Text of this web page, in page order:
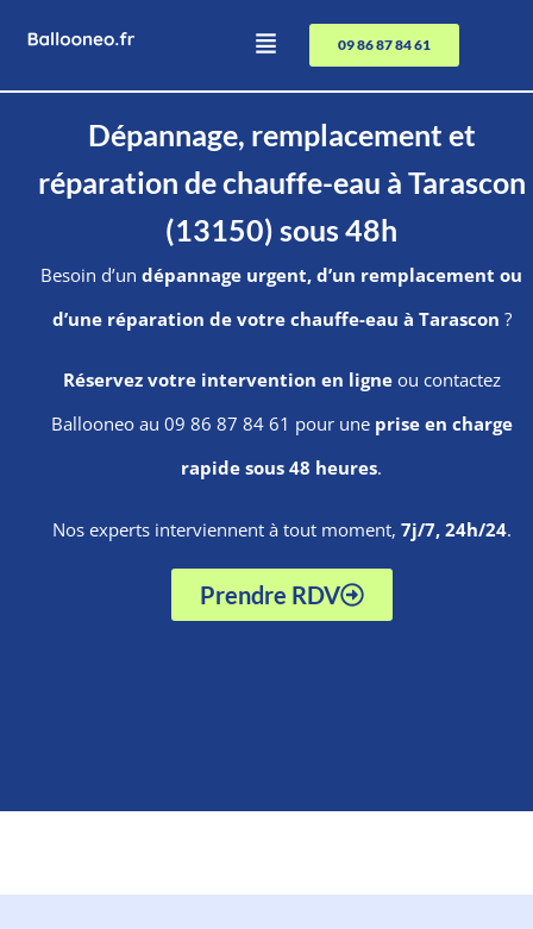
09 86 87 84 61
Dépannage, remplacement et
réparation de chauffe-eau à Tarascon
(13150) sous 48h
Besoin d’un dépannage urgent, d’un remplacement ou
d’une réparation de votre chauffe-eau à Tarascon ?
Réservez votre intervention en ligneou contactez
Ballooneo au 09 86 87 84 61 pour une prise en charge
rapide sous 48 heures.
Nos experts interviennent à tout moment, 7j/7, 24h/24.
Prendre RDV